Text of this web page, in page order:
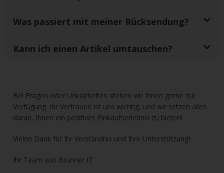
Was passiert mit meiner Rücksendung?
Kann ich einen Artikel umtauschen?
Bei Fragen oder Unklarheiten stehen wir Ihnen gerne zur
Verfügung. Ihr Vertrauen ist uns wichtig, und wir setzen alles
daran, Ihnen ein positives Einkaufserlebnis zu bieten!
Vielen Dank für Ihr Verständnis und Ihre Unterstützung!
Ihr Team von Brunner IT